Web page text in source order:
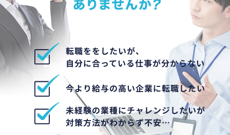
転職ををしたいが、
自分に合っている仕事が分からない
今より給与の高い企業に転職したい
未経験の業種にチャレンジしたいが
対策方法がわからず不安…